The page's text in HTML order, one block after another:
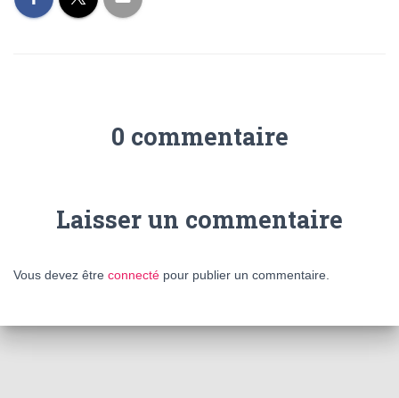
0 commentaire
Laisser un commentaire
Vous devez être connecté pour publier un commentaire.